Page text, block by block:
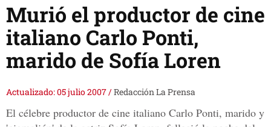
Murió el productor de cine
italiano Carlo Ponti,
marido de Sofía Loren
Actualizado: 05 julio 2007/Redacción La Prensa
El célebre productor de cine italiano Carlo Ponti, marido y